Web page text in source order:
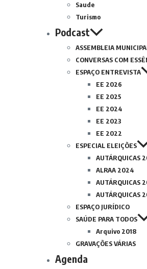
Saude
Turismo
Podcast
ASSEMBLEIA
CONVERSAS COM
ESPAÇO ENTREVISTA
EE 2026
EE 2025
EE 2024
EE 2023
EE 2022
ESPECIAL ELEIÇÕES
AUTÁRQUICAS
ALRAA 2024
AUTÁRQUICAS
AUTÁRQUICAS
ESPAÇO JURÍDICO
SAÚDE PARA TODOS
Arquivo 2018
GRAVAÇÕES VÁRIAS
Agenda